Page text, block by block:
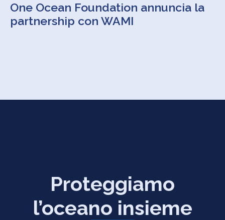
One Ocean Foundation annuncia la
partnership con WAMI
Proteggiamo
l’oceano insieme